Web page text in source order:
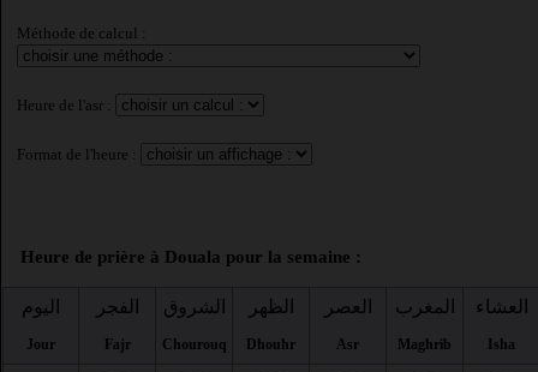
Méthode de calcul :
Heure de l'asr :
Format de l'heure :
Heure de prière à Douala pour la semaine :
اليوم
Jour
الفجر
Fajr
الشروق
Chourouq
الظهر
Dhouhr
العصر
Asr
المغرب
Maghrib
العشاء
Isha